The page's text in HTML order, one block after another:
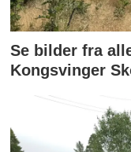
Se bilder fra
Kongsvinger